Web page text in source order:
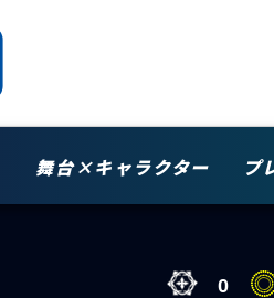
舞台×キャラクター プ
0